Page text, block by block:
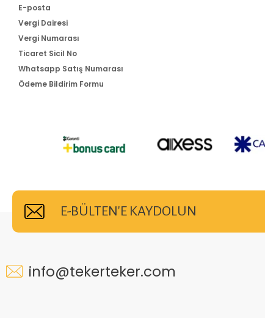
E-posta
Vergi Dairesi
Vergi Numarası
Ticaret Sicil No
Whatsapp Satış Numarası
Ödeme Bildirim Formu
E-BÜLTEN'E KAYDOLUN
info@tekerteker.com